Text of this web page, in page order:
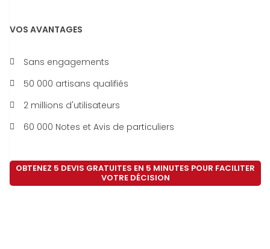
VOS AVANTAGES
Sans engagements
50 000 artisans qualifiés
2 millions d'utilisateurs
60 000 Notes et Avis de particuliers
OBTENEZ 5 DEVIS GRATUITES EN 5 MINUTES POUR FACILITER
VOTRE DÉCISION